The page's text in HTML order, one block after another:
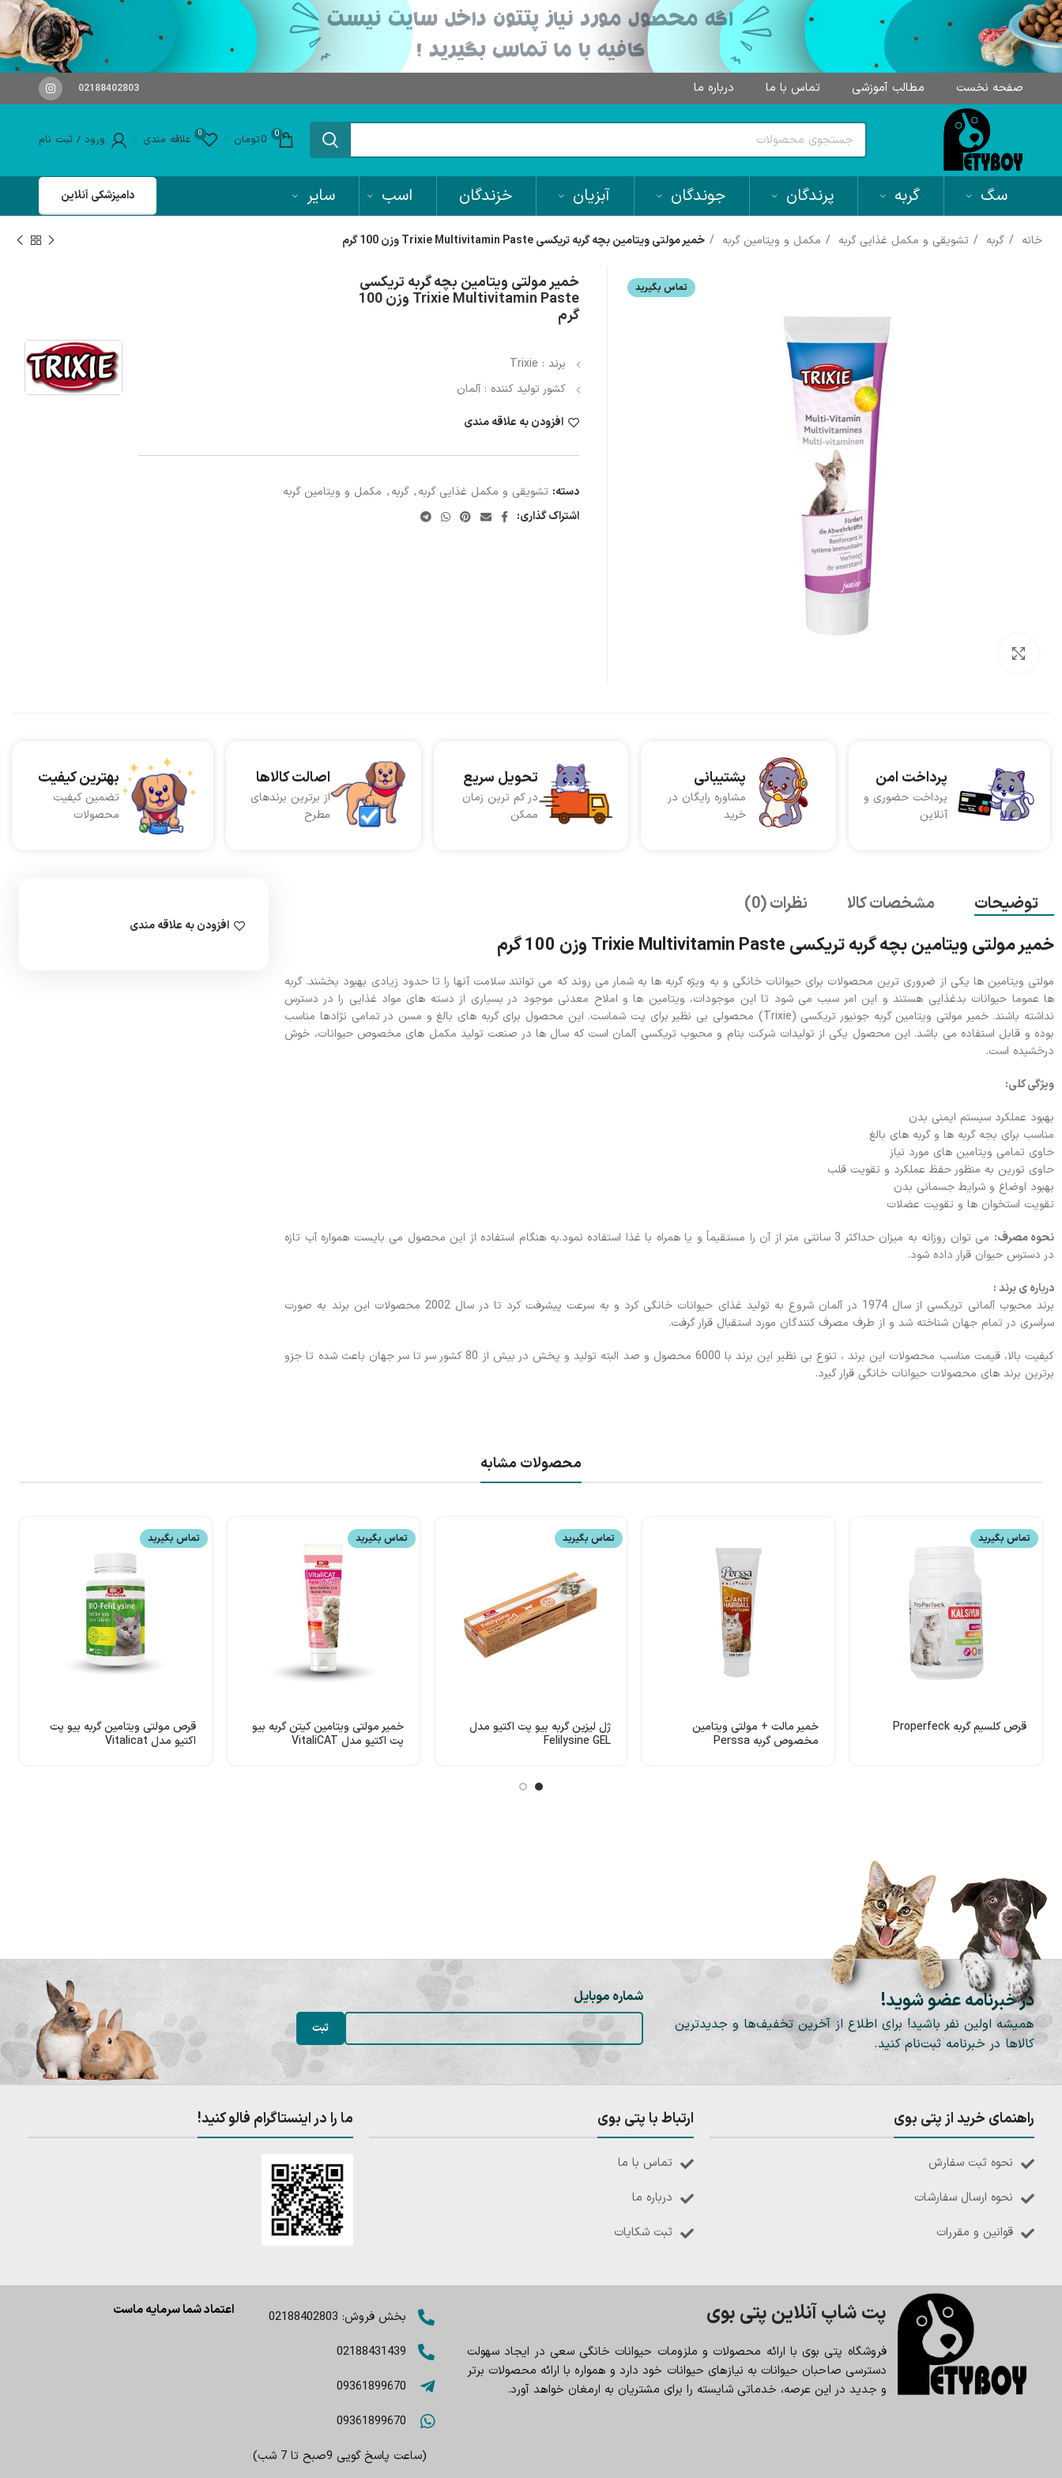
صفحه نخست مطالب آموزشی تماس با ما درباره ما 02188402803
0
0تومان 0 علاقه مندی ورود / ثبت نام
سگ گربه پرندگان جوندگان آبزیان خزندگان اسب سایر دامپزشکی آنلاین
خانه گربه تشویقی و مکمل غذایی گربه مکمل و ویتامین گربه خمیر مولتی ویتامین بچه گربه تریکسی Trixie Multivitamin Paste وزن 100 گرم
تماس بگیرید خمیر مولتی ویتامین بچه گربه تریکسی
Trixie Multivitamin Paste وزن 100
گرم
برند : Trixie
کشور تولید کننده : آلمان
افزودن به علاقه مندی
دسته: تشویقی و مکمل غذایی گربه, گربه, مکمل و ویتامین گربه
اشتراک گذاری:
پرداخت امن
پرداخت حضوری و
آنلاین
پشتیبانی
مشاوره رایگان در
خرید
تحویل سریع
در کم ترین زمان
ممکن
اصالت کالاها
از برترین برندهای
مطرح
بهترین کیفیت
تضمین کیفیت
محصولات
توضیحات مشخصات کالا نظرات (0)
خمیر مولتی ویتامین بچه گربه تریکسی Trixie Multivitamin Paste وزن 100 گرم
مولتی ویتامین ها یکی از ضروری ترین محصولات برای حیوانات خانگی و به ویژه گربه ها به شمار می روند که می توانند سلامت آنها را تا حدود زیادی بهبود بخشند. گربه
ها عموما حیوانات بدغذایی هستند و این امر سبب می شود تا این موجودات، ویتامین ها و املاح معدنی موجود در بسیاری از دسته های مواد غذایی را در دسترس
نداشته باشند. خمیر مولتی ویتامین گربه جونیور تریکسی (Trixie) محصولی بی نظیر برای پت شماست. این محصول برای گربه های بالغ و مسن در تمامی نژادها مناسب
بوده و قابل استفاده می باشد. این محصول یکی از تولیدات شرکت بنام و محبوب تریکسی آلمان است که سال ها در صنعت تولید مکمل های مخصوص حیوانات، خوش
درخشیده است.
ویژگی کلی:
بهبود عملکرد سیستم ایمنی بدن
مناسب برای بجه گربه ها و گربه های بالغ
حاوی تمامی ویتامین های مورد نیاز
حاوی تورین به منظور حفظ عملکرد و تقویت قلب
بهبود اوضاع و شرایط جسمانی بدن
تقویت استخوان ها و تقویت عضلات
نحوه مصرف:
می توان روزانه به میزان حداکثر 3 سانتی متر از آن را مستقیماً و یا همراه با غذا استفاده نمود.به هنگام استفاده از این محصول می بایست همواره آب تازه
در دسترس حیوان قرار داده شود.
درباره ی برند :
برند محبوب آلمانی تریکسی از سال 1974 در آلمان شروع به تولید غذای حیوانات خانگی کرد و به سرعت پیشرفت کرد تا در سال 2002 محصولات این برند به صورت
سراسری در تمام جهان شناخته شد و از طرف مصرف کنندگان مورد استقبال قرار گرفت.
کیفیت بالا، قیمت مناسب محصولات این برند ، تنوع بی نظیر این برند با 6000 محصول و صد البته تولید و پخش در بیش از 80 کشور سر تا سر جهان باعث شده تا جزو
برترین برند های محصولات حیوانات خانگی قرار گیرد.
افزودن به علاقه مندی
محصولات مشابه
تماس بگیرید
قرص کلسیم گربه Properfeck
خمیر مالت + مولتی ویتامین
مخصوص گربه Perssa
تماس بگیرید
ژل لیزین گربه بیو پت اکتیو مدل
Felilysine GEL
تماس بگیرید
خمیر مولتی ویتامین کیتن گربه بیو
پت اکتیو مدل VitaliCAT
تماس بگیرید
قرص مولتی ویتامین گربه بیو پت
اکتیو مدل Vitalicat
در خبرنامه عضو شوید!
همیشه اولین نفر باشید! برای اطلاع از آخرین تخفیف‌ها و جدیدترین
کالاها در خبرنامه ثبت‌نام کنید.
شماره موبایل
راهنمای خرید از پتی بوی
نحوه ثبت سفارش
نحوه ارسال سفارشات
قوانین و مقررات
ارتباط با پتی بوی
تماس با ما
درباره ما
ثبت شکایات
ما را در اینستاگرام فالو کنید!
پت شاپ آنلاین پتی بوی
فروشگاه پتی بوی با ارائه محصولات و ملزومات حیوانات خانگی سعی در ایجاد سهولت
دسترسی صاحبان حیوانات به نیازهای حیوانات خود دارد و همواره با ارائه محصولات برتر
و جدید در این عرصه، خدماتی شایسته را برای مشتریان به ارمغان خواهد آورد.
بخش فروش: 02188402803
02188431439
09361899670
09361899670
(ساعت پاسخ گویی 9صبح تا 7 شب)
اعتماد شما سرمایه ماست